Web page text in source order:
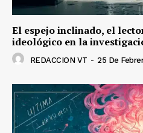
El espejo inclinado, el
ideológico en la
REDACCION VT - 25 De